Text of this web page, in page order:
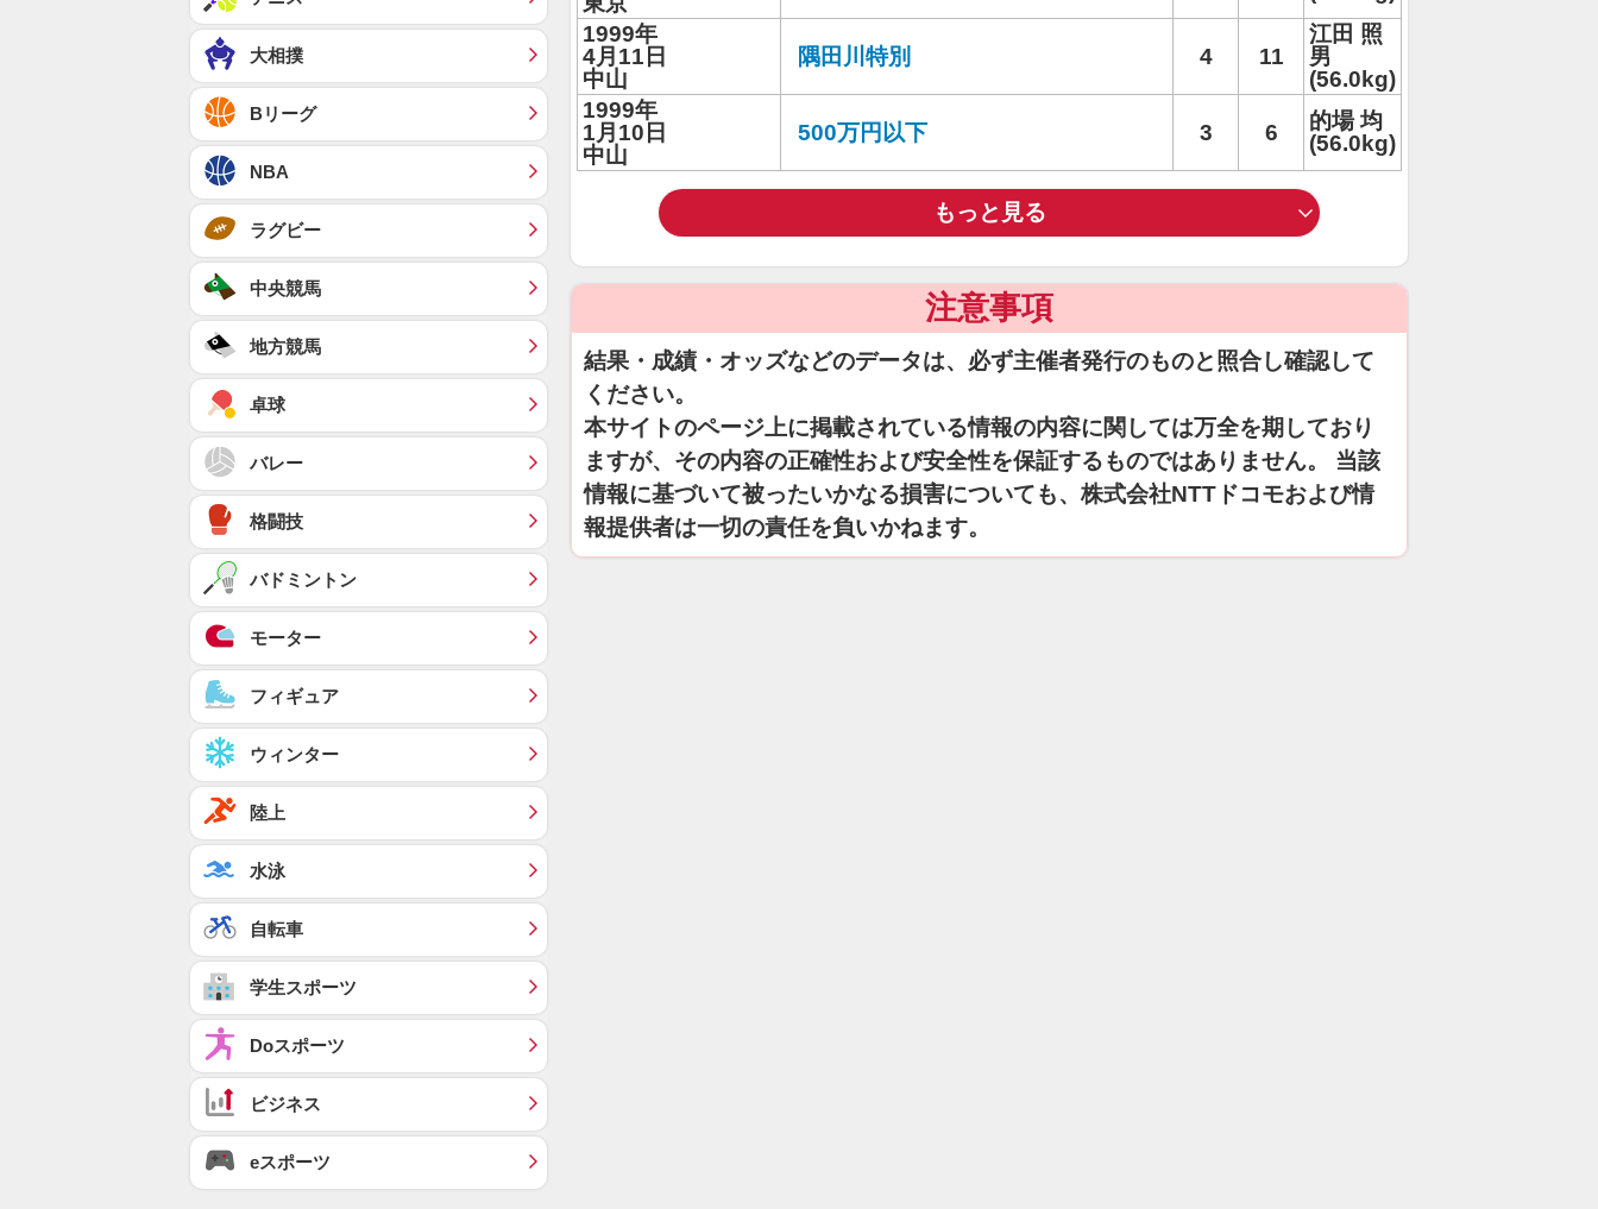
1999年
4月11日
中山
隅田川特別 4 11
江田 照
男
(56.0kg)
1999年
1月10日
中山
500万円以下 3 6
的場 均
(56.0kg)
もっと見る
注意事項
結果・成績・オッズなどのデータは、必ず主催者発行のものと照合し確認して
ください。
本サイトのページ上に掲載されている情報の内容に関しては万全を期しており
ますが、その内容の正確性および安全性を保証するものではありません。 当該
情報に基づいて被ったいかなる損害についても、株式会社NTTドコモおよび情
報提供者は一切の責任を負いかねます。
大相撲
Bリーグ
NBA
ラグビー
中央競馬
地方競馬
卓球
バレー
格闘技
バドミントン
モーター
フィギュア
ウィンター
陸上
水泳
自転車
学生スポーツ
Doスポーツ
ビジネス
eスポーツ